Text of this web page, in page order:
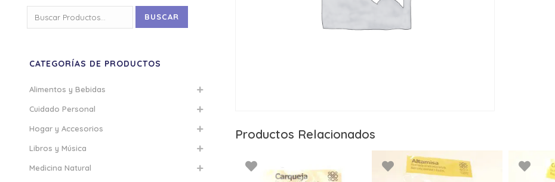
Productos Relacionados
por:
BUSCAR
CATEGORÍAS DE PRODUCTOS
Alimentos y Bebidas
Cuidado Personal
Hogar y Accesorios
Libros y Música
Medicina Natural